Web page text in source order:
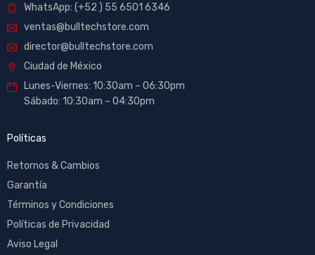
WhatsApp: (+52 ) 55 6501 6346
ventas@bulltechstore.com
director@bulltechstore.com
Ciudad de México
Lunes-Viernes: 10:30am – 06:30pm
Sábado: 10:30am – 04:30pm
Políticas
Retornos & Cambios
Garantía
Términos y Condiciones
Políticas de Privacidad
Aviso Legal